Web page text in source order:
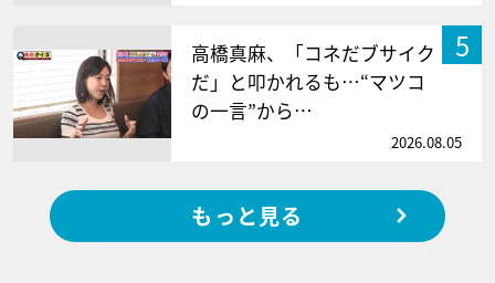
5
高橋真麻、「コネだブサイク
だ」と叩かれるも…“マツコ
の一言”から…
2026.08.05
もっと見る